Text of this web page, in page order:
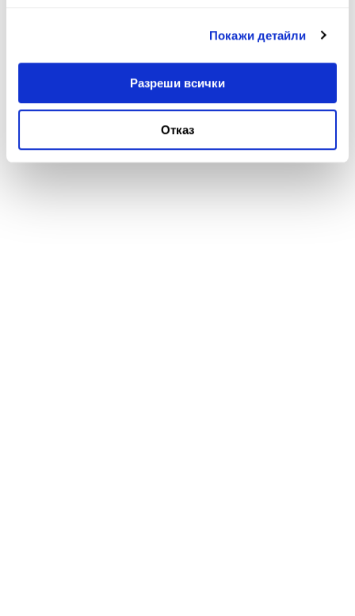
Покажи детайли
Разреши всички
Отказ